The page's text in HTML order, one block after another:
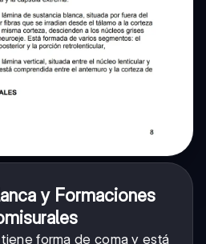
y Formaciones
tiene forma de coma y está